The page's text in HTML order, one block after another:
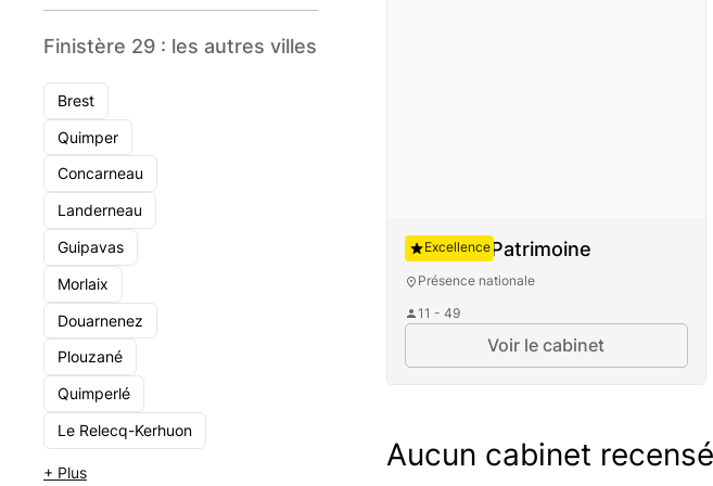
Finistère 29 : les autres villes
Brest
Quimper
Concarneau
Landerneau
Guipavas
Morlaix
Douarnenez
Plouzané
Quimperlé
Le Relecq-Kerhuon
+ Plus
Auguste Patrimoine
Présence nationale
11 - 49
Excellence
Voir le cabinet
Aucun cabinet